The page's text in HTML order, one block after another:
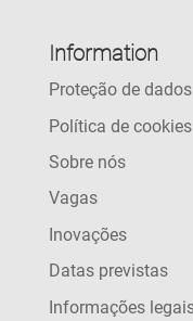
Information
Proteção de dados
Política de cookies
Sobre nós
Vagas
Inovações
Datas previstas
Informações